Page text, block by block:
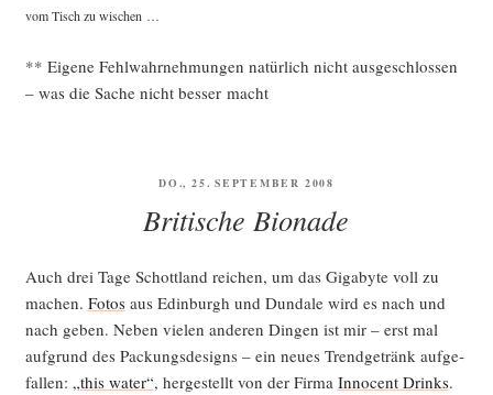
vom Tisch zu wischen …
** Eige­ne Fehl­wahr­neh­mun­gen natür­lich nicht aus­ge­schlos­sen
– was die Sache nicht bes­ser macht
VERÖFFENTLICHT
DO., 25. SEPTEMBER 2008
Britische Bionade
Auch drei Tage Schott­land rei­chen, um das Giga­byte voll zu
machen. Fotosaus Edin­burgh und Dun­da­le wird es nach und
nach geben. Neben vie­len ande­ren Din­gen ist mir – erst mal
auf­grund des Packungs­de­signs – ein neu­es Trend­ge­tränk auf­ge­
fal­len: „this water“, her­ge­stellt von der Fir­ma Inno­cent Drinks.